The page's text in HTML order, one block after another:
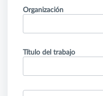
Organización
Título del trabajo